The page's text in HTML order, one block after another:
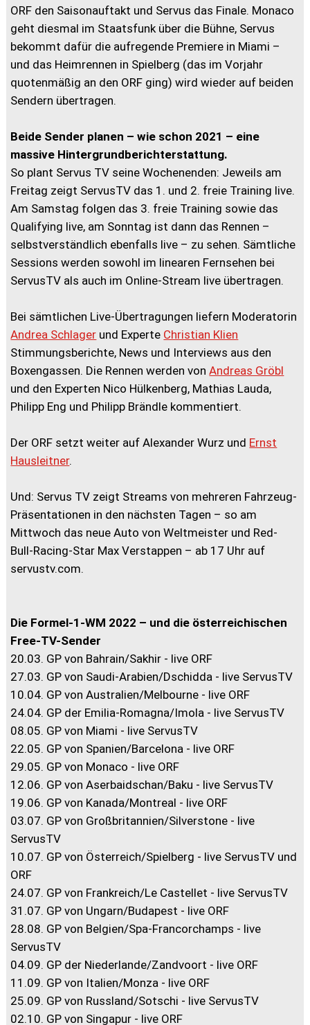
ORF den Saisonauftakt und Servus das Finale. Monaco
geht diesmal im Staatsfunk über die Bühne, Servus
bekommt dafür die aufregende Premiere in Miami –
und das Heimrennen in Spielberg (das im Vorjahr
quotenmäßig an den ORF ging) wird wieder auf beiden
Sendern übertragen.
Beide Sender planen – wie schon 2021 – eine
massive Hintergrundberichterstattung.
So plant Servus TV seine Wochenenden: Jeweils am
Freitag zeigt ServusTV das 1. und 2. freie Training live.
Am Samstag folgen das 3. freie Training sowie das
Qualifying live, am Sonntag ist dann das Rennen –
selbstverständlich ebenfalls live – zu sehen. Sämtliche
Sessions werden sowohl im linearen Fernsehen bei
ServusTV als auch im Online-Stream live übertragen.
Bei sämtlichen Live-Übertragungen liefern Moderatorin
Andrea Schlager und Experte Christian Klien
Stimmungsberichte, News und Interviews aus den
Boxengassen. Die Rennen werden vonAndreas Gröbl
und den Experten Nico Hülkenberg, Mathias Lauda,
Philipp Eng und Philipp Brändle kommentiert.
Der ORF setzt weiter auf Alexander Wurz und Ernst
Hausleitner.
Und: Servus TV zeigt Streams von mehreren Fahrzeug-
Präsentationen in den nächsten Tagen – so am
Mittwoch das neue Auto von Weltmeister und Red-
Bull-Racing-Star Max Verstappen – ab 17 Uhr auf
servustv.com.
Die Formel-1-WM 2022 – und die österreichischen
Free-TV-Sender
20.03. GP von Bahrain/Sakhir - live ORF
27.03. GP von Saudi-Arabien/Dschidda - live ServusTV
10.04. GP von Australien/Melbourne - live ORF
24.04. GP der Emilia-Romagna/Imola - live ServusTV
08.05. GP von Miami - live ServusTV
22.05. GP von Spanien/Barcelona - live ORF
29.05. GP von Monaco - live ORF
12.06. GP von Aserbaidschan/Baku - live ServusTV
19.06. GP von Kanada/Montreal - live ORF
03.07. GP von Großbritannien/Silverstone - live
ServusTV
10.07. GP von Österreich/Spielberg - live ServusTV und
ORF
24.07. GP von Frankreich/Le Castellet - live ServusTV
31.07. GP von Ungarn/Budapest - live ORF
28.08. GP von Belgien/Spa-Francorchamps - live
ServusTV
04.09. GP der Niederlande/Zandvoort - live ORF
11.09. GP von Italien/Monza - live ORF
25.09. GP von Russland/Sotschi - live ServusTV
02.10. GP von Singapur - live ORF